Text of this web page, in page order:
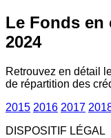
Le Fonds en
2024
Retrouvez en détail
de répartition des
2015 2016 2017
DISPOSITIF LÉGAL